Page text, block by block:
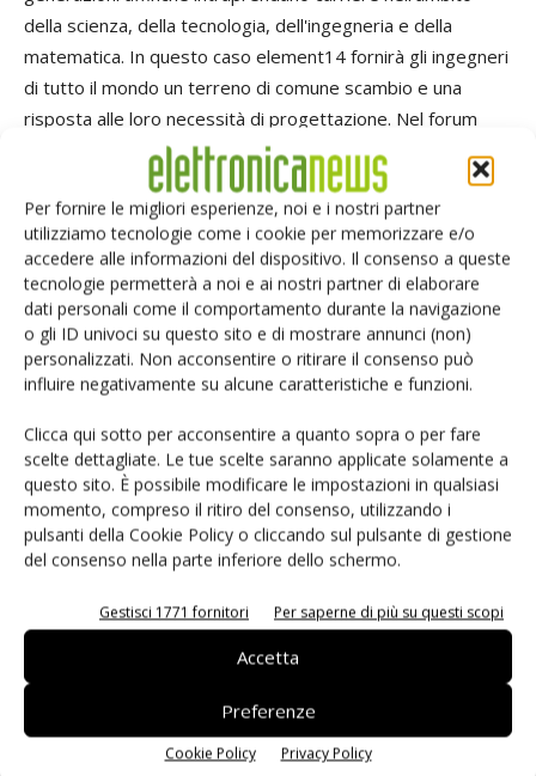
Per fornire le migliori esperienze, noi e i nostri partner
utilizziamo tecnologie come i cookie per memorizzare e/o
accedere alle informazioni del dispositivo. Il consenso a queste
tecnologie permetterà a noi e ai nostri partner di elaborare
dati personali come il comportamento durante la navigazione
o gli ID univoci su questo sito e di mostrare annunci (non)
personalizzati. Non acconsentire o ritirare il consenso può
influire negativamente su alcune caratteristiche e funzioni.
Clicca qui sotto per acconsentire a quanto sopra o per fare
scelte dettagliate. Le tue scelte saranno applicate solamente a
questo sito. È possibile modificare le impostazioni in qualsiasi
momento, compreso il ritiro del consenso, utilizzando i
pulsanti della Cookie Policy o cliccando sul pulsante di gestione
del consenso nella parte inferiore dello schermo.
Gestisci 1771 fornitori Per saperne di più su questi scopi
Accetta
Preferenze
Cookie Policy Privacy Policy
della scienza, della tecnologia, dell'ingegneria e della
matematica. In questo caso element14 fornirà gli ingegneri
di tutto il mondo un terreno di comune scambio e una
risposta alle loro necessità di progettazione. Nel forum
dedicato potranno condividere idee, trovare soluzioni a
eventuali difficoltà incontrate nella fase di progettazione
degli impianti elettrici, collaborando alla ricerca di soluzioni
volte ad assicurare che Bloodhound stabilisca il nuovo
record di velocità su strada.
Buon compleanno Farnell!
questi 70 anni, è passata da distributore di parti radio a distributore multicanale leader a
livello mondiale. L'azienda dispone oggi di oltre 480.000 prodotti da oltre 3.000 fornitori, e
rivolge una particolare attenzione a offrire ai progettisti di tutto il mondo un accesso facile e
veloce alle tecnologie più all'avanguardia. Fondata nel 1939 da Alan Farnell e Arthur
sede principale, insieme al centro di distribuzione a Maybrook, che ha dal 1993 serve tutti i
Farnell ha aperto un secondo centro di distribuzione in Europa, a Liegi in Belgio, per
supportare il continuo aumento degli ordini in Europa. Nel 1996 ha acquisito Premier
Industrial, acquisizione che ha portato alla nascita del Gruppo Premier Farnell, che ha ora